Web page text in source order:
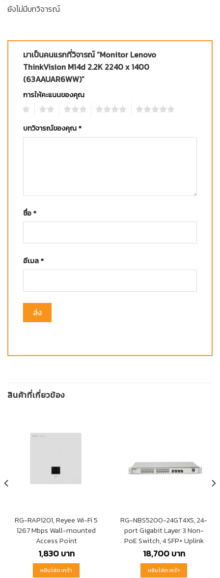
ยังไม่มีบทวิจารณ์
มาเป็นคนแรกที่วิจารณ์ “Monitor Lenovo
ThinkVision M14d 2.2K 2240 x 1400
(63AAUAR6WW)”
การให้คะแนนของคุณ
บทวิจารณ์ของคุณ*
ชื่อ*
อีเมล*
สินค้าที่เกี่ยวข้อง
RG-RAP1201, Reyee Wi-Fi 5
1267 Mbps Wall-mounted
Access Point
1,830บาท
หยิบใส่ตะกร้า
RG-NBS5200-24GT4XS, 24-
port Gigabit Layer 3 Non-
PoE Switch, 4 SFP+ Uplink
18,700บาท
หยิบใส่ตะกร้า